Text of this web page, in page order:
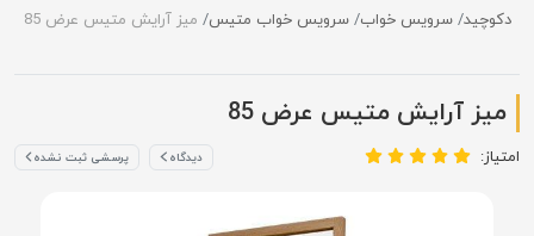
دکوچید سرویس خواب سرویس خواب متیس میز آرایش متیس عرض 85
میز آرایش متیس عرض 85
امتیاز: دیدگاه پرسشی ثبت نشده